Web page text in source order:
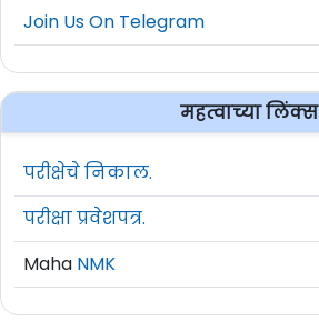
Join Us On Telegram
महत्वाच्या लिंक्स
परीक्षेचे निकाल.
परीक्षा प्रवेशपत्र.
Maha NMK